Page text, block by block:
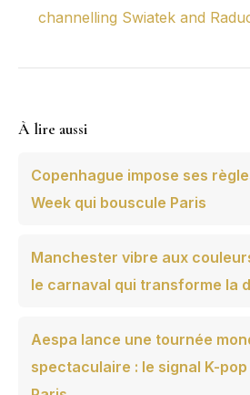
channelling Swiatek and
À lire aussi
Copenhague impose ses
Week qui bouscule Paris
Manchester vibre aux
le carnaval qui transforme la
Aespa lance une tournée
spectaculaire : le signal K-pop